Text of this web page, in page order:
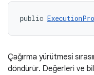
public
Çağırma yürütmesi
döndürür. Değerleri ve